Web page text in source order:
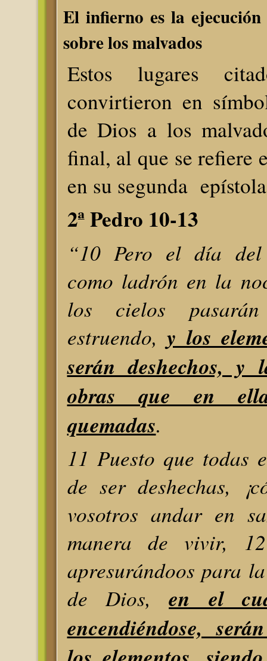
El infierno es la
sobre los malvados
Estos lugares
convirtieron en
de Dios a los
final, al que se refiere
en su segunda
2ª Pedro 10-13
“10 Pero el día del
como ladrón en la
los cielos
estruendo, y los
serán deshechos,
obras que en
quemadas.
11 Puesto que todas
de ser deshechas,
vosotros andar en
manera de vivir,
apresurándoos para
de Dios,en el
encendiéndose,